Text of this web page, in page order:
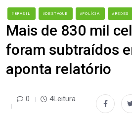
#BRASIL #DESTAQUE #POLÍCIA #REDES
Mais de 830 mil
foram subtraídos
aponta relatório
0 4Leitura